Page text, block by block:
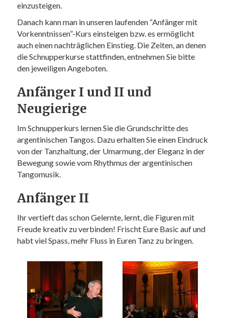
einzusteigen.
Danach kann man in unseren laufenden “Anfänger mit
Vorkenntnissen”-Kurs einsteigen bzw. es ermöglicht
auch einen nachträglichen Einstieg. Die Zeiten, an denen
die Schnupperkurse stattfinden, entnehmen Sie bitte
den jeweiligen Angeboten.
Anfänger I und II und
Neugierige
Im Schnupperkurs lernen Sie die Grundschritte des
argentinischen Tangos. Dazu erhalten Sie einen Eindruck
von der Tanzhaltung, der Umarmung, der Eleganz in der
Bewegung sowie vom Rhythmus der argentinischen
Tangomusik.
Anfänger II
Ihr vertieft das schon Gelernte, lernt, die Figuren mit
Freude kreativ zu verbinden! Frischt Eure Basic auf und
habt viel Spass, mehr Fluss in Euren Tanz zu bringen.